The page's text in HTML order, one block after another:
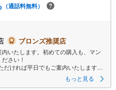
（通話料無料）
ブロンズ推奨店
いたします。初めての購入も、マン
さい！
だければ平日でもご案内いたします！
までお気軽にご連絡ください。
もっと見る